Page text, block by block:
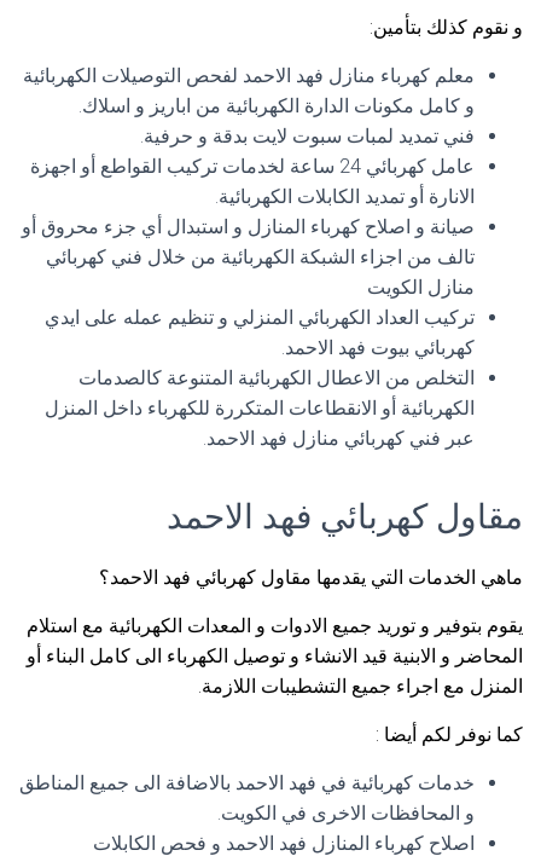
و نقوم كذلك بتأمين:
معلم كهرباء منازل فهد الاحمد لفحص التوصيلات الكهربائية
و كامل مكونات الدارة الكهربائية من اباريز و اسلاك.
فني تمديد لمبات سبوت لايت بدقة و حرفية.
عامل كهربائي 24 ساعة لخدمات تركيب القواطع أو اجهزة
الانارة أو تمديد الكابلات الكهربائية.
صيانة و اصلاح كهرباء المنازل و استبدال أي جزء محروق أو
تالف من اجزاء الشبكة الكهربائية من خلال فني كهربائي
منازل الكويت
تركيب العداد الكهربائي المنزلي و تنظيم عمله على ايدي
كهربائي بيوت فهد الاحمد.
التخلص من الاعطال الكهربائية المتنوعة كالصدمات
الكهربائية أو الانقطاعات المتكررة للكهرباء داخل المنزل
عبر فني كهربائي منازل فهد الاحمد.
مقاول كهربائي فهد الاحمد
ماهي الخدمات التي يقدمها مقاول كهربائي فهد الاحمد؟
يقوم بتوفير و توريد جميع الادوات و المعدات الكهربائية مع استلام
المحاضر و الابنية قيد الانشاء و توصيل الكهرباء الى كامل البناء أو
المنزل مع اجراء جميع التشطيبات اللازمة.
كما نوفر لكم أيضا :
خدمات كهربائية في فهد الاحمد بالاضافة الى جميع المناطق
و المحافظات الاخرى في الكويت.
اصلاح كهرباء المنازل فهد الاحمد و فحص الكابلات